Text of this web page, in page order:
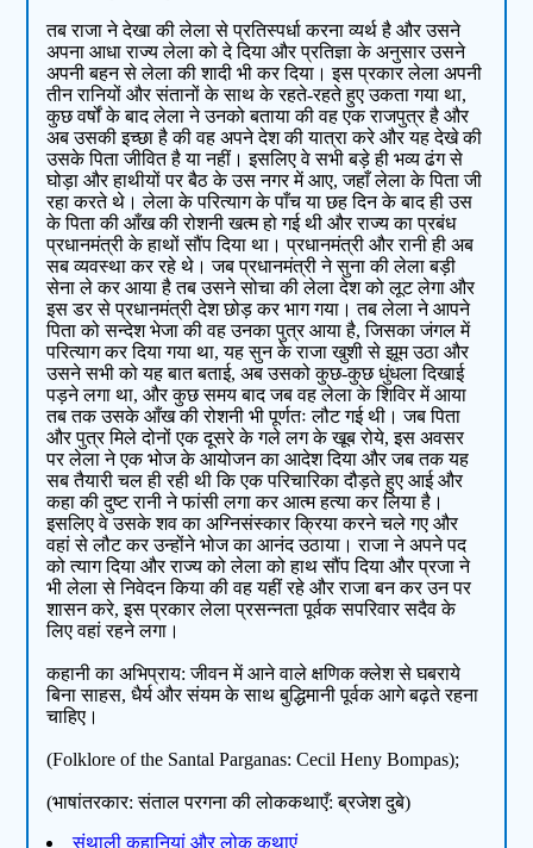
तब राजा ने देखा की लेला से प्रतिस्पर्धा करना व्यर्थ है और उसने
अपना आधा राज्य लेला को दे दिया और प्रतिज्ञा के अनुसार उसने
अपनी बहन से लेला की शादी भी कर दिया। इस प्रकार लेला अपनी
तीन रानियों और संतानों के साथ के रहते-रहते हुए उकता गया था,
कुछ वर्षों के बाद लेला ने उनको बताया की वह एक राजपुत्र है और
अब उसकी इच्छा है की वह अपने देश की यात्रा करे और यह देखे की
उसके पिता जीवित है या नहीं। इसलिए वे सभी बड़े ही भव्य ढंग से
घोड़ा और हाथीयों पर बैठ के उस नगर में आए, जहाँ लेला के पिता जी
रहा करते थे। लेला के परित्याग के पाँच या छह दिन के बाद ही उस
के पिता की आँख की रोशनी खत्म हो गई थी और राज्य का प्रबंध
प्रधानमंत्री के हाथों सौंप दिया था। प्रधानमंत्री और रानी ही अब
सब व्यवस्था कर रहे थे। जब प्रधानमंत्री ने सुना की लेला बड़ी
सेना ले कर आया है तब उसने सोचा की लेला देश को लूट लेगा और
इस डर से प्रधानमंत्री देश छोड़ कर भाग गया। तब लेला ने आपने
पिता को सन्देश भेजा की वह उनका पुत्र आया है, जिसका जंगल में
परित्याग कर दिया गया था, यह सुन के राजा खुशी से झूम उठा और
उसने सभी को यह बात बताई, अब उसको कुछ-कुछ धुंधला दिखाई
पड़ने लगा था, और कुछ समय बाद जब वह लेला के शिविर में आया
तब तक उसके आँख की रोशनी भी पूर्णतः लौट गई थी। जब पिता
और पुत्र मिले दोनों एक दूसरे के गले लग के खूब रोये, इस अवसर
पर लेला ने एक भोज के आयोजन का आदेश दिया और जब तक यह
सब तैयारी चल ही रही थी कि एक परिचारिका दौड़ते हुए आई और
कहा की दुष्ट रानी ने फांसी लगा कर आत्म हत्या कर लिया है।
इसलिए वे उसके शव का अग्निसंस्कार क्रिया करने चले गए और
वहां से लौट कर उन्होंने भोज का आनंद उठाया। राजा ने अपने पद
को त्याग दिया और राज्य को लेला को हाथ सौंप दिया और प्रजा ने
भी लेला से निवेदन किया की वह यहीं रहे और राजा बन कर उन पर
शासन करे, इस प्रकार लेला प्रसन्नता पूर्वक सपरिवार सदैव के
लिए वहां रहने लगा।
कहानी का अभिप्राय: जीवन में आने वाले क्षणिक क्लेश से घबराये
बिना साहस, धैर्य और संयम के साथ बुद्धिमानी पूर्वक आगे बढ़ते रहना
चाहिए।
(Folklore of the Santal Parganas: Cecil Heny Bompas);
(भाषांतरकार: संताल परगना की लोककथाएँ: ब्रजेश दुबे)
संथाली कहानियां और लोक कथाएं